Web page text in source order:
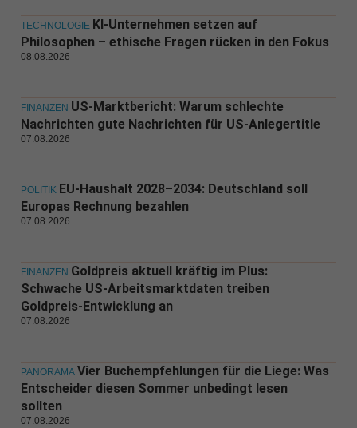
TECHNOLOGIE KI-Unternehmen setzen auf
Philosophen – ethische Fragen rücken in den Fokus
08.08.2026
FINANZEN US-Marktbericht: Warum schlechte
Nachrichten gute Nachrichten für US-Anlegertitle
07.08.2026
POLITIK EU-Haushalt 2028–2034: Deutschland soll
Europas Rechnung bezahlen
07.08.2026
FINANZEN Goldpreis aktuell kräftig im Plus:
Schwache US-Arbeitsmarktdaten treiben
Goldpreis-Entwicklung an
07.08.2026
PANORAMA Vier Buchempfehlungen für die Liege: Was
Entscheider diesen Sommer unbedingt lesen
sollten
07.08.2026